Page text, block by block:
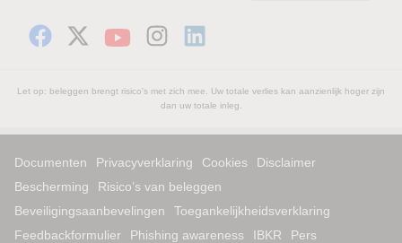
Let op: beleggen brengt risico's met zich mee. Uw totale verlies kan aanzienlijk hoger zijn
dan uw totale inleg.
Documenten Privacyverklaring Cookies
Disclaimer
Bescherming
Risico’s van beleggen
Beveiligingsaanbevelingen
Toegankelijkheidsverklaring
Feedbackformulier
Phishing awareness IBKR
Pers